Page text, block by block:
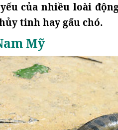
của nhiều loài
tinh hay gấu chó.
Mỹ